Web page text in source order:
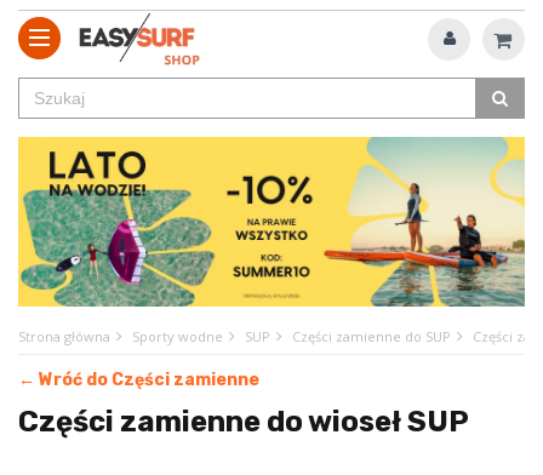
Strona główna Sporty wodne SUP Części zamienne do SUP Części
← Wróć do Części zamienne
Części zamienne do wioseł SUP